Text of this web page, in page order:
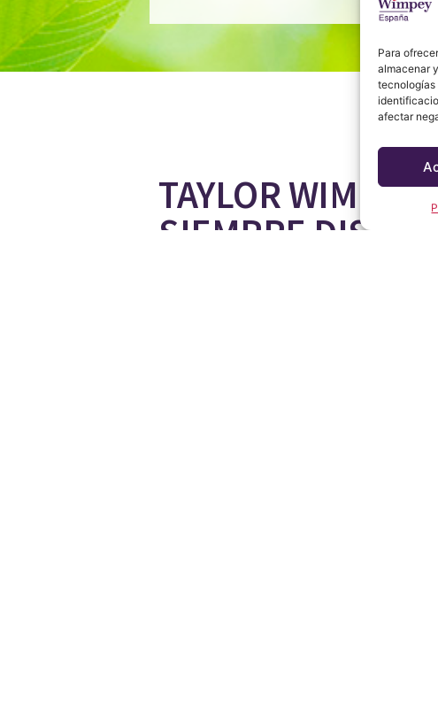
Para
almacenar
tecnologías
afectar
TAYLOR WIMPEY
SIEMPRE